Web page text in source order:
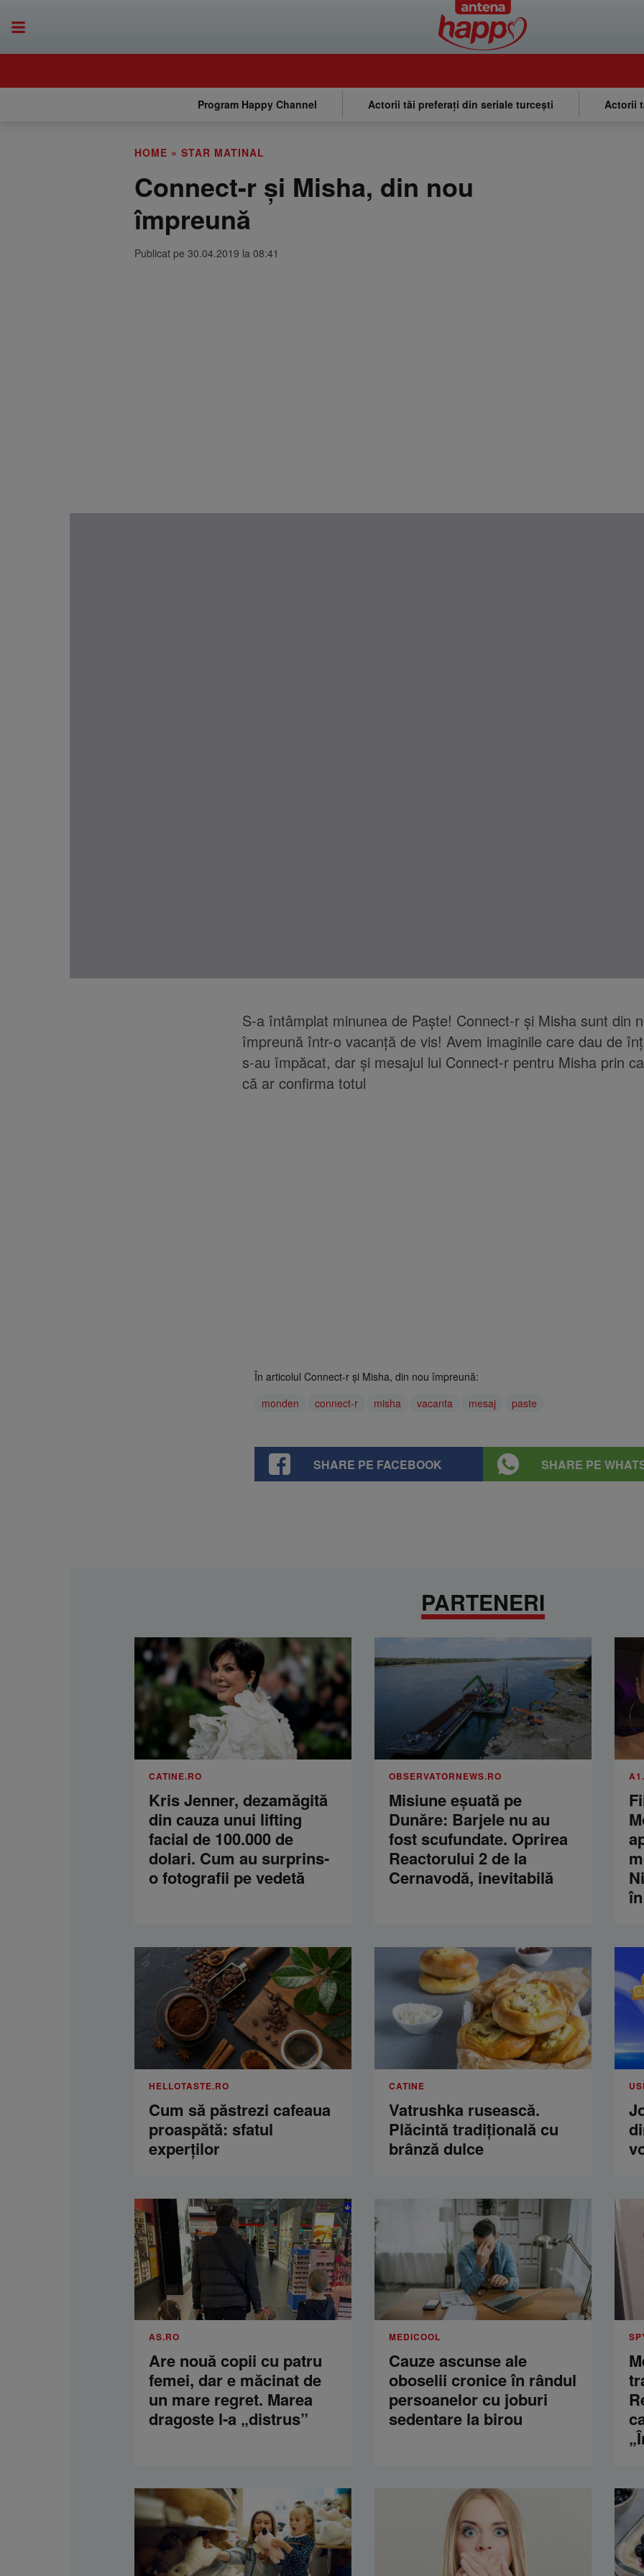
Program Happy Channel Actorii tăi preferați din seriale turcești Actorii
HOME » STAR MATINAL
Connect-r și Misha, din nou
împreună
Publicat pe 30.04.2019 la 08:41
S-a întâmplat minunea de Paște! Connect-r și Misha sunt din
împreună într-o vacanţă de vis! Avem imaginile care dau de
s-au împăcat, dar și mesajul lui Connect-r pentru Misha prin
că ar confirma totul
În articolul Connect-r și Misha, din nou împreună:
monden
connect-r misha vacanta mesaj paste
SHARE PE FACEBOOK SHARE PE
PARTENERI
CATINE.RO
Kris Jenner, dezamăgită
din cauza unui lifting
facial de 100.000 de
dolari. Cum au surprins-
o fotografii pe vedetă
OBSERVATORNEWS.RO
Misiune eșuată pe
Dunăre: Barjele nu au
fost scufundate. Oprirea
Reactorului 2 de la
Cernavodă, inevitabilă
HELLOTASTE.RO
Cum să păstrezi cafeaua
proaspătă: sfatul
experților
CATINE
Vatrushka rusească.
Plăcintă tradițională cu
brânză dulce
AS.RO
Are nouă copii cu patru
femei, dar e măcinat de
un mare regret. Marea
dragoste l-a „distrus”
MEDICOOL
Cauze ascunse ale
oboselii cronice în rândul
persoanelor cu joburi
sedentare la birou